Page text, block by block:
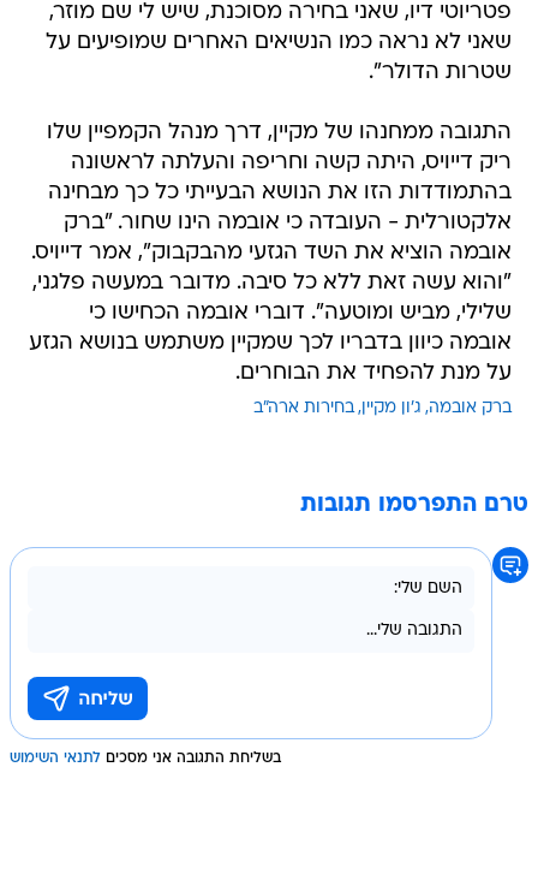
פטריוטי דיו, שאני בחירה מסוכנת, שיש לי שם מוזר,
שאני לא נראה כמו הנשיאים האחרים שמופיעים על
שטרות הדולר".
התגובה ממחנהו של מקיין, דרך מנהל הקמפיין שלו
ריק דייויס, היתה קשה וחריפה והעלתה לראשונה
בהתמודדות הזו את הנושא הבעייתי כל כך מבחינה
אלקטורלית - העובדה כי אובמה הינו שחור. "ברק
אובמה הוציא את השד הגזעי מהבקבוק", אמר דייויס.
"והוא עשה זאת ללא כל סיבה. מדובר במעשה פלגני,
שלילי, מביש ומוטעה". דוברי אובמה הכחישו כי
אובמה כיוון בדבריו לכך שמקיין משתמש בנושא הגזע
על מנת להפחיד את הבוחרים.
ברק אובמה ג'ון מקיין בחירות ארה"ב
טרם התפרסמו תגובות
בשליחת התגובה אני מסכים לתנאי השימוש